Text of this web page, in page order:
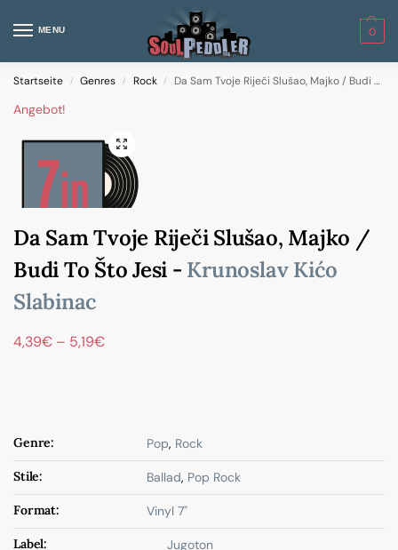
MENU 0
Startseite / Genres / Rock / Da Sam Tvoje Riječi Slušao, Majko / Budi To Što Jesi
Angebot!
Da Sam Tvoje Riječi Slušao, Majko /
Budi To Što Jesi - Krunoslav Kićo
Slabinac
4,39€ – 5,19€
Genre: Pop, Rock
Stile: Ballad, Pop Rock
Format: Vinyl 7"
Label: Jugoton